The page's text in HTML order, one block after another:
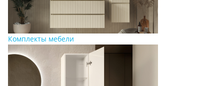
Комплекты мебели